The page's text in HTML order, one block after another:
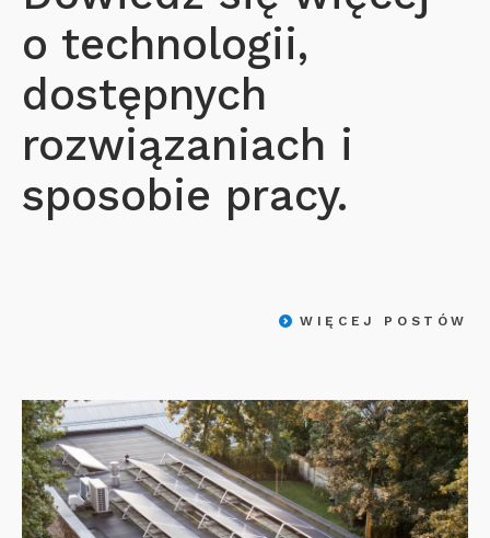
o technologii,
dostępnych
rozwiązaniach i
sposobie pracy.
WIĘCEJ POSTÓW